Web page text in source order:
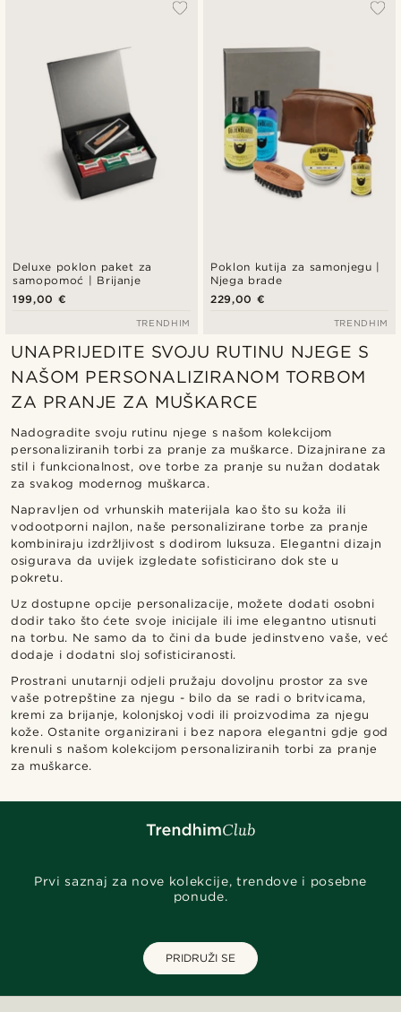
Deluxe poklon paket za
samopomoć | Brijanje
199,00 €
TRENDHIM
Poklon kutija za samonjegu |
Njega brade
229,00 €
TRENDHIM
UNAPRIJEDITE SVOJU RUTINU NJEGE S
NAŠOM PERSONALIZIRANOM TORBOM
ZA PRANJE ZA MUŠKARCE
Nadogradite svoju rutinu njege s našom kolekcijom
personaliziranih torbi za pranje za muškarce. Dizajnirane za
stil i funkcionalnost, ove torbe za pranje su nužan dodatak
za svakog modernog muškarca.
Napravljen od vrhunskih materijala kao što su koža ili
vodootporni najlon, naše personalizirane torbe za pranje
kombiniraju izdržljivost s dodirom luksuza. Elegantni dizajn
osigurava da uvijek izgledate sofisticirano dok ste u
pokretu.
Uz dostupne opcije personalizacije, možete dodati osobni
dodir tako što ćete svoje inicijale ili ime elegantno utisnuti
na torbu. Ne samo da to čini da bude jedinstveno vaše, već
dodaje i dodatni sloj sofisticiranosti.
Prostrani unutarnji odjeli pružaju dovoljnu prostor za sve
vaše potrepštine za njegu - bilo da se radi o britvicama,
kremi za brijanje, kolonjskoj vodi ili proizvodima za njegu
kože. Ostanite organizirani i bez napora elegantni gdje god
krenuli s našom kolekcijom personaliziranih torbi za pranje
za muškarce.
Prvi saznaj za nove kolekcije, trendove i posebne
ponude.
PRIDRUŽI SE